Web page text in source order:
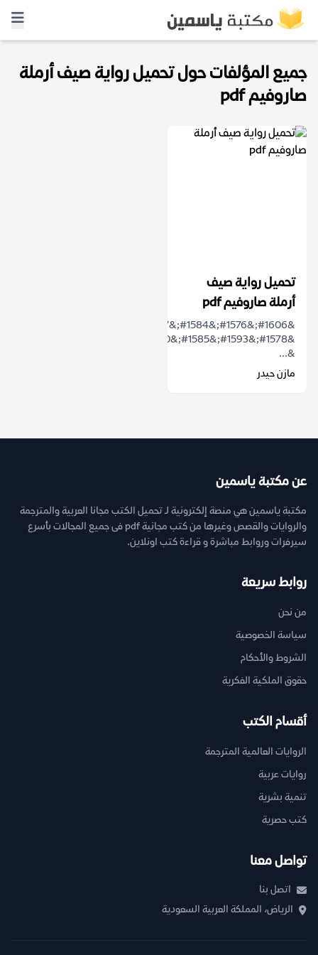
جميع المؤلفات حول تحميل رواية صيف أرملة
صاروفيم pdf
تحميل رواية صيف
أرملة صاروفيم pdf
&...
مازن حيدر
عن مكتبة ياسمين
مكتبة ياسمين هي منصة إلكترونية لـ تحميل الكتب مجانا العربية والمترجمة
والروايات والقصص وغيرها من كتب مجانية pdf فى جميع المجالات بأسرع
سيرفرات وروابط مباشرة و قراءة كتب اونلاين.
روابط سريعة
من نحن
سياسة الخصوصية
الشروط والأحكام
حقوق الملكية الفكرية
أقسام الكتب
الروايات العالمية المترجمة
روايات عربية
تنمية بشرية
كتب حصرية
تواصل معنا
اتصل بنا
الرياض، المملكة العربية السعودية